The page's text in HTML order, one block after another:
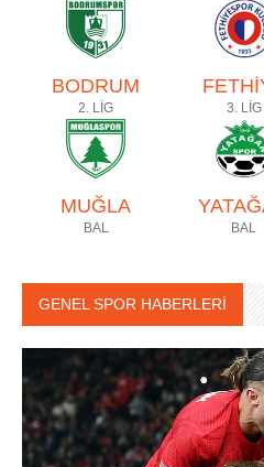
BODRUM
2. LİG 3. LİG
MUĞLA
BAL BAL
GENEL SPOR HABERLERİ